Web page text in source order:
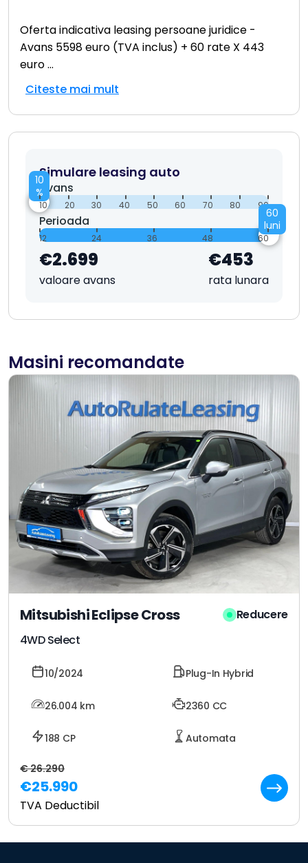
Oferta indicativa leasing persoane juridice -
Avans 5598 euro (TVA inclus) + 60 rate X 443
euro...
Citeste mai mult
Simulare leasing auto
Avans
10
%
10 20 30 40 50 60 70 80 90
Perioada
60
luni
12 24 36 48 60
€2.699
valoare avans
€453
rata lunara
Masini recomandate
Mitsubishi Eclipse Cross
4WD Select
Reducere
10/2024 Plug-In Hybrid
26.004 km 2360 CC
188 CP Automata
€ 26.290
€25.990
TVA Deductibil